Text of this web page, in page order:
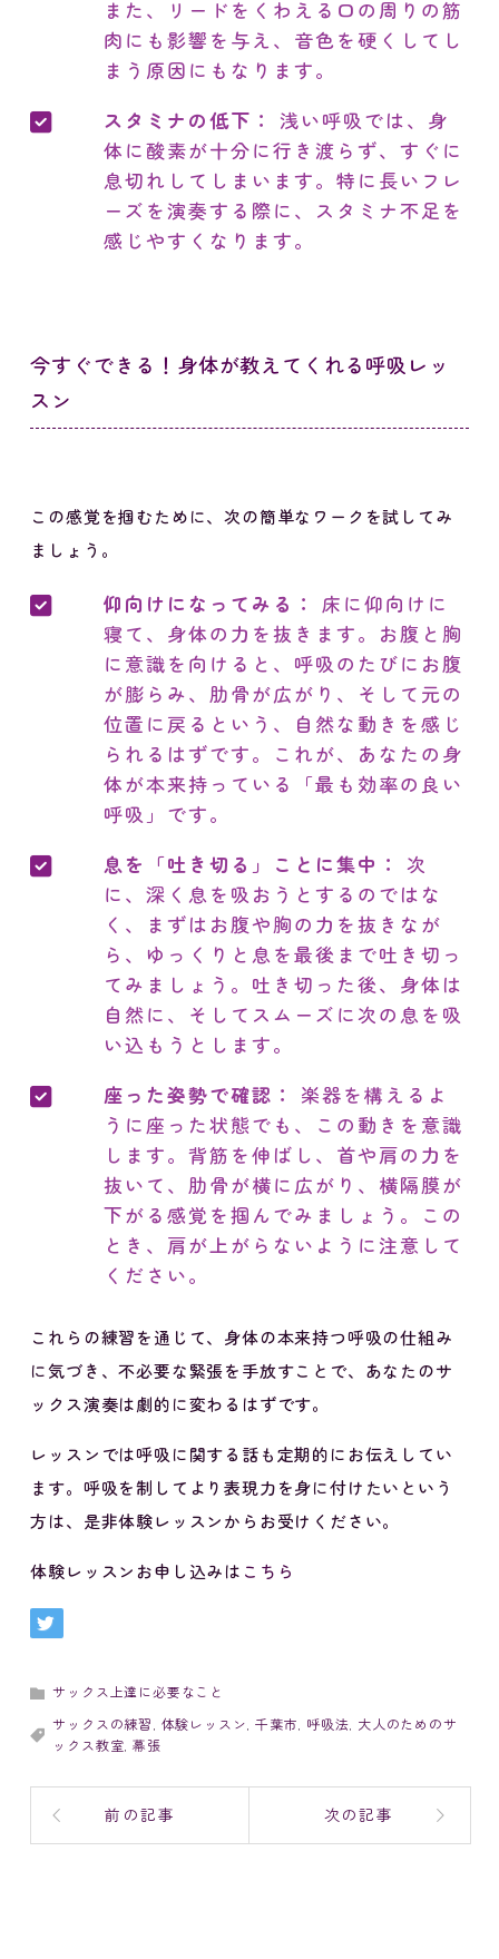
また、リードをくわえる口の周りの筋
肉にも影響を与え、音色を硬くしてし
まう原因にもなります。
スタミナの低下：
浅い呼吸では、身
体に酸素が十分に行き渡らず、すぐに
息切れしてしまいます。特に長いフレ
ーズを演奏する際に、スタミナ不足を
感じやすくなります。
今すぐできる！身体が教えてくれる呼吸レッ
スン
この感覚を掴むために、次の簡単なワークを試してみ
ましょう。
仰向けになってみる：
床に仰向けに
寝て、身体の力を抜きます。お腹と胸
に意識を向けると、呼吸のたびにお腹
が膨らみ、肋骨が広がり、そして元の
位置に戻るという、自然な動きを感じ
られるはずです。これが、あなたの身
体が本来持っている「最も効率の良い
呼吸」です。
息を「吐き切る」ことに集中：
次
に、深く息を吸おうとするのではな
く、まずはお腹や胸の力を抜きなが
ら、ゆっくりと息を最後まで吐き切っ
てみましょう。吐き切った後、身体は
自然に、そしてスムーズに次の息を吸
い込もうとします。
座った姿勢で確認：
楽器を構えるよ
うに座った状態でも、この動きを意識
します。背筋を伸ばし、首や肩の力を
抜いて、肋骨が横に広がり、横隔膜が
下がる感覚を掴んでみましょう。この
とき、肩が上がらないように注意して
ください。
これらの練習を通じて、身体の本来持つ呼吸の仕組み
に気づき、不必要な緊張を手放すことで、あなたのサ
ックス演奏は劇的に変わるはずです。
レッスンでは呼吸に関する話も定期的にお伝えしてい
ます。呼吸を制してより表現力を身に付けたいという
方は、是非体験レッスンからお受けください。
体験レッスンお申し込みは こちら
サックス上達に必要なこと
サックスの練習 , 体験レッスン,千葉市, 呼吸法, 大人のためのサ
ックス教室,幕張
前の記事 次の記事